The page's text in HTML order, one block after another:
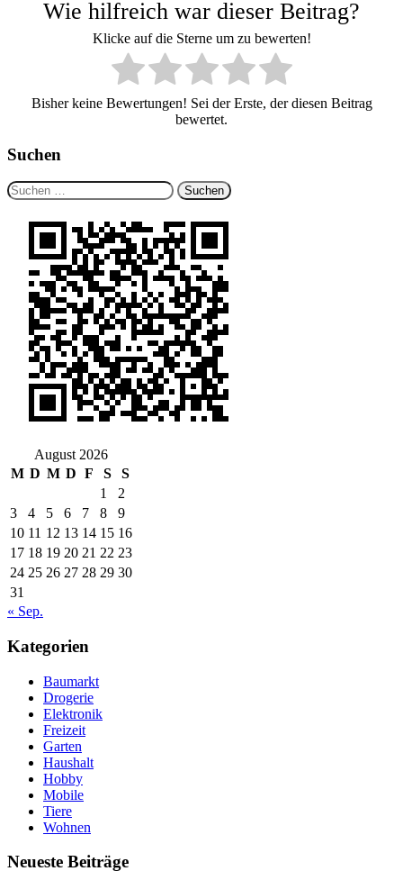
Wie hilfreich war dieser Beitrag?
Klicke auf die Sterne um zu bewerten!
Bisher keine Bewertungen! Sei der Erste, der diesen Beitrag
bewertet.
Suchen
Suchen
nach:
August 2026
M D M D F S
S
1
2
3
4 5 6 7 8
9
10 11 12 13 14 15 16
17 18 19 20 21 22 23
24 25 26 27 28 29 30
31
« Sep.
Kategorien
Baumarkt
Drogerie
Elektronik
Freizeit
Garten
Haushalt
Hobby
Mobile
Tiere
Wohnen
Neueste Beiträge